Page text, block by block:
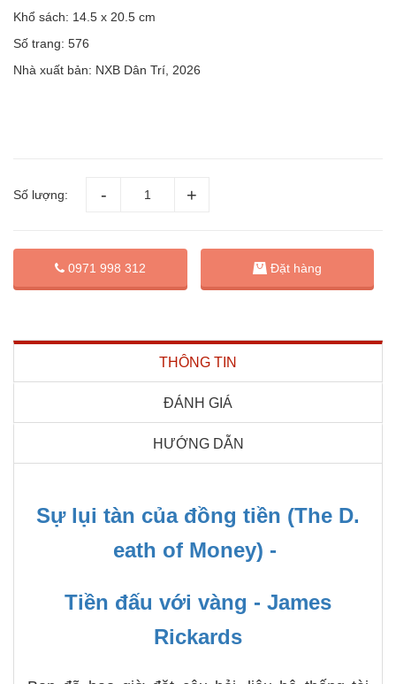
Khổ sách: 14.5 x 20.5 cm
Số trang: 576
Nhà xuất bản: NXB Dân Trí, 2026
Số lượng:
0971 998 312 Đặt hàng
THÔNG TIN
ĐÁNH GIÁ
HƯỚNG DẪN
Sự lụi tàn của đồng tiền (The D.
eath of Money) -
Tiền đấu với vàng - James
Rickards